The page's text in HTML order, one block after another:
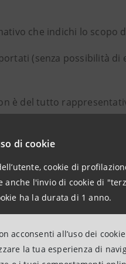
di cookie
cookie di
l'invio di cookie di
ha la durata di 1 anno.
acconsenti all’uso dei
la tua esperienza di
che indichi lo scopo
(senza possibilità
è del tutto
per trovare una
a livello di
di input, non
del codice.